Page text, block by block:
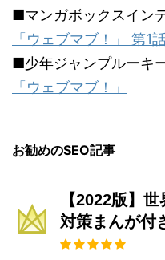
■マンガボックスイン
「ウェブマブ！」 第1
■少年ジャンプルーキ
「ウェブマブ！」
お勧めのSEO記事
【2022版】
対策まんが付